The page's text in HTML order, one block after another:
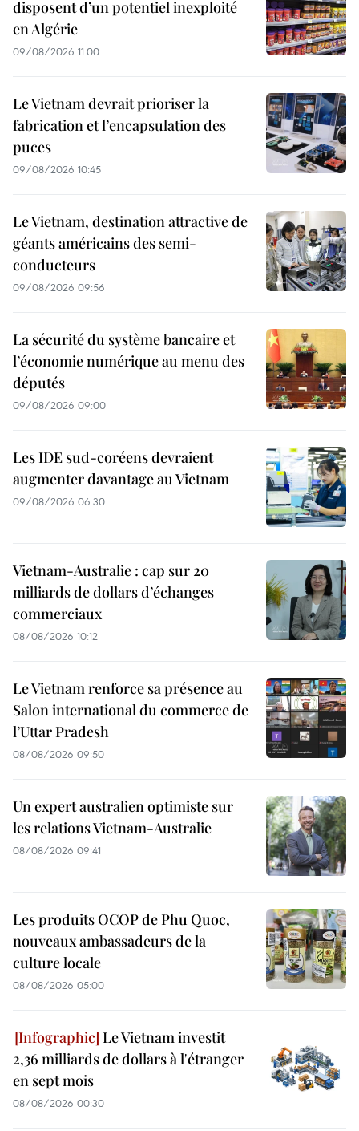
disposent d’un potentiel inexploité
en Algérie
09/08/2026 11:00
Le Vietnam devrait prioriser la
fabrication et l’encapsulation des
puces
09/08/2026 10:45
Le Vietnam, destination attractive de
géants américains des semi-
conducteurs
09/08/2026 09:56
La sécurité du système bancaire et
l’économie numérique au menu des
députés
09/08/2026 09:00
Les IDE sud-coréens devraient
augmenter davantage au Vietnam
09/08/2026 06:30
Vietnam-Australie : cap sur 20
milliards de dollars d’échanges
commerciaux
08/08/2026 10:12
Le Vietnam renforce sa présence au
Salon international du commerce de
l’Uttar Pradesh
08/08/2026 09:50
Un expert australien optimiste sur
les relations Vietnam-Australie
08/08/2026 09:41
Les produits OCOP de Phu Quoc,
nouveaux ambassadeurs de la
culture locale
08/08/2026 05:00
Le Vietnam investit
2,36 milliards de dollars à l'étranger
en sept mois
08/08/2026 00:30